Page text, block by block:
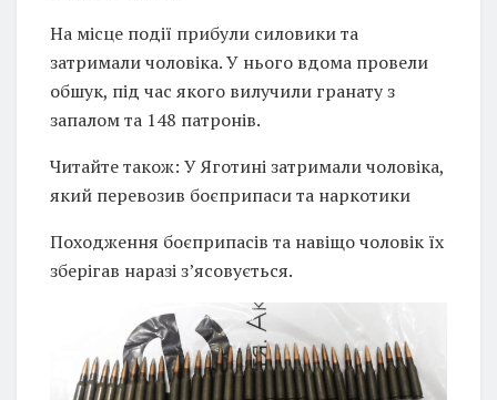
На місце події прибули силовики та
затримали чоловіка. У нього вдома провели
обшук, під час якого вилучили гранату з
запалом та 148 патронів.
Читайте також: У Яготині затримали чоловіка,
який перевозив боєприпаси та наркотики
Походження боєприпасів та навіщо чоловік їх
зберігав наразі з’ясовується.